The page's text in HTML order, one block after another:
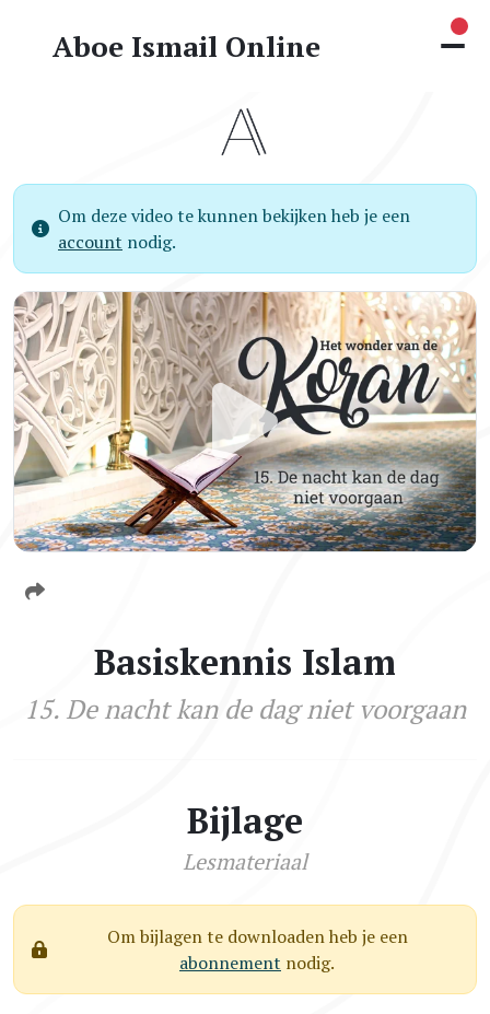
Aboe Ismail Online
Om deze video te kunnen bekijken heb je een
account nodig.
Basiskennis Islam
15. De nacht kan de dag niet voorgaan
Bijlage
Lesmateriaal
Om bijlagen te downloaden heb je een
abonnement nodig.